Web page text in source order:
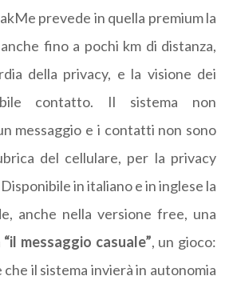
prevede in quella premium la
fino a pochi km di distanza,
della privacy, e la visione dei
contatto. Il sistema non
messaggio e i contatti non sono
del cellulare, per la privacy
in italiano e in inglese la
anche nella versione free, una
“il messaggio casuale”, un gioco:
il sistema invierà in autonomia